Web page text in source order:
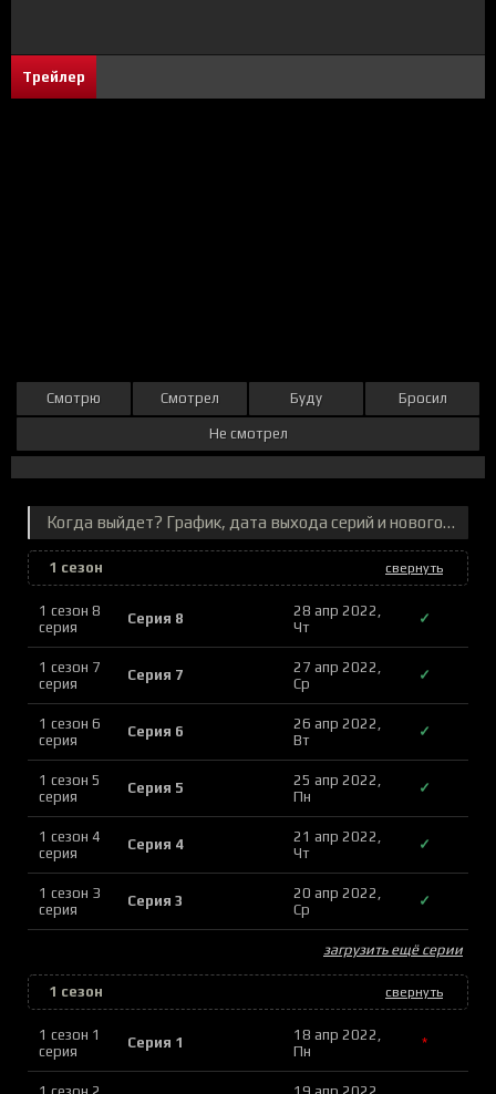
Трейлер
Смотрю Смотрел Буду Бросил
Не смотрел
Когда выйдет? График, дата выхода серий и нового сезона
1 сезон свернуть
1 сезон 8
серия
Серия 8
28 апр 2022,
Чт
✓
1 сезон 7
серия
Серия 7
27 апр 2022,
Ср
✓
1 сезон 6
серия
Серия 6
26 апр 2022,
Вт
✓
1 сезон 5
серия
Серия 5
25 апр 2022,
Пн
✓
1 сезон 4
серия
Серия 4
21 апр 2022,
Чт
✓
1 сезон 3
серия
Серия 3
20 апр 2022,
Ср
✓
загрузить ещё серии
1 сезон свернуть
1 сезон 1
серия
Серия 1
18 апр 2022,
Пн
*